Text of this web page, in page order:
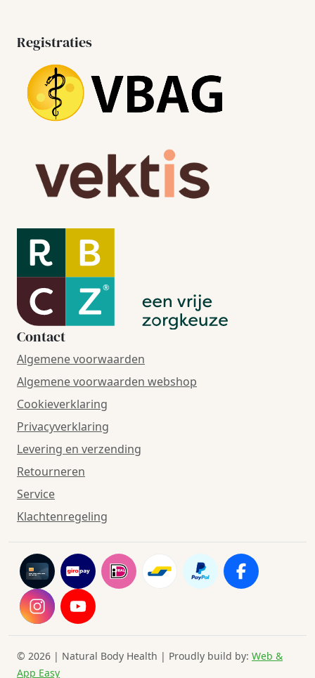
Registraties
Contact
Algemene voorwaarden
Algemene voorwaarden webshop
Cookieverklaring
Privacyverklaring
Levering en verzending
Retourneren
Service
Klachtenregeling
© 2026 | Natural Body Health | Proudly build by: Web &
App Easy